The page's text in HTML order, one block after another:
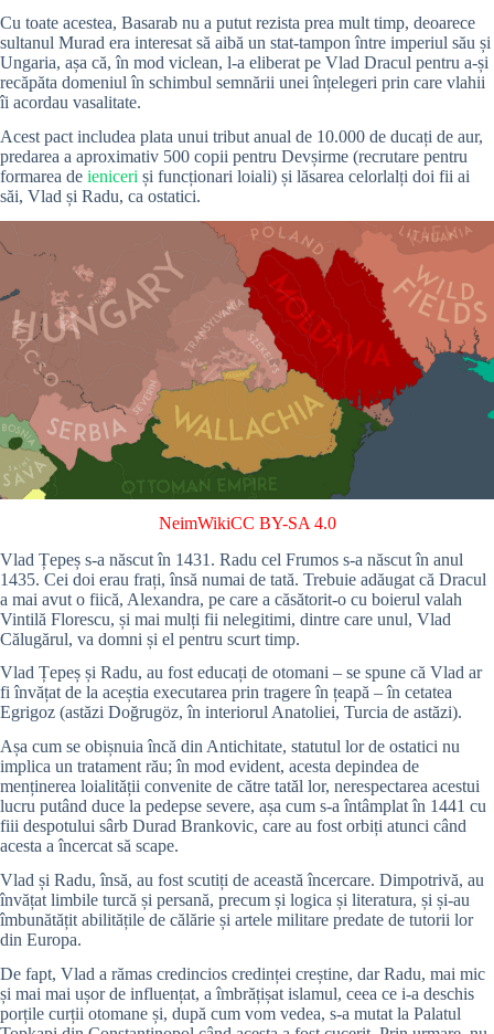
Cu toate acestea, Basarab nu a putut rezista prea mult timp, deoarece
sultanul Murad era interesat să aibă un stat-tampon între imperiul său și
Ungaria, așa că, în mod viclean, l-a eliberat pe Vlad Dracul pentru a-și
recăpăta domeniul în schimbul semnării unei înțelegeri prin care vlahii
îi acordau vasalitate.
Acest pact includea plata unui tribut anual de 10.000 de ducați de aur,
predarea a aproximativ 500 copii pentru Devșirme (recrutare pentru
formarea de ieniceri și funcționari loiali) și lăsarea celorlalți doi fii ai
săi, Vlad și Radu, ca ostatici.
NeimWikiCC BY-SA 4.0
Vlad Țepeș s-a născut în 1431. Radu cel Frumos s-a născut în anul
1435. Cei doi erau frați, însă numai de tată. Trebuie adăugat că Dracul
a mai avut o fiică, Alexandra, pe care a căsătorit-o cu boierul valah
Vintilă Florescu, și mai mulți fii nelegitimi, dintre care unul, Vlad
Călugărul, va domni și el pentru scurt timp.
Vlad Țepeș și Radu, au fost educați de otomani – se spune că Vlad ar
fi învățat de la aceștia executarea prin tragere în țeapă – în cetatea
Egrigoz (astăzi Doğrugöz, în interiorul Anatoliei, Turcia de astăzi).
Așa cum se obișnuia încă din Antichitate, statutul lor de ostatici nu
implica un tratament rău; în mod evident, acesta depindea de
menținerea loialității convenite de către tatăl lor, nerespectarea acestui
lucru putând duce la pedepse severe, așa cum s-a întâmplat în 1441 cu
fiii despotului sârb Durad Brankovic, care au fost orbiți atunci când
acesta a încercat să scape.
Vlad și Radu, însă, au fost scutiți de această încercare. Dimpotrivă, au
învățat limbile turcă și persană, precum și logica și literatura, și și-au
îmbunătățit abilitățile de călărie și artele militare predate de tutorii lor
din Europa.
De fapt, Vlad a rămas credincios credinței creștine, dar Radu, mai mic
și mai mai ușor de influențat, a îmbrățișat islamul, ceea ce i-a deschis
porțile curții otomane și, după cum vom vedea, s-a mutat la Palatul